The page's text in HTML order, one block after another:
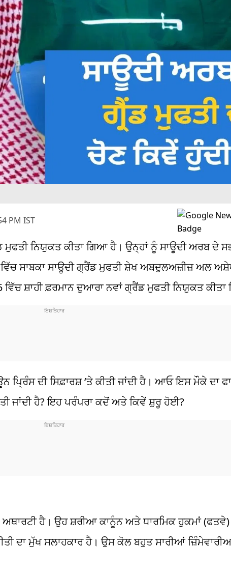
PM IST
ਮੁਫਤੀਨਿਯੁਕਤ ਕੀਤਾ ਗਿਆ ਹੈ। ਉਨ੍ਹਾਂ ਨੂੰਸਾਊਦੀਅਰਬ ਦੇ
ਸਾਬਕਾਸਾਊਦੀਗ੍ਰੈਂਡਮੁਫਤੀਸ਼ੇਖਅਬਦੁਲਅਜ਼ੀਜ਼ਅਲ
ਵਿੱਚਸ਼ਾਹੀਫ਼ਰਮਾਨ ਦੁਆਰਾ ਨਵਾਂਗ੍ਰੈਂਡਮੁਫਤੀਨਿਯੁਕਤ ਕੀਤਾ
ਪ੍ਰਿੰਸ ਦੀਸਿਫ਼ਾਰਸ਼‘ਤੇ ਕੀਤੀ ਜਾਂਦੀ ਹੈ। ਆਓ ਇਸ ਮੌਕੇ ਦਾ
ਜਾਂਦੀ ਹੈ? ਇਹ ਪਰੰਪਰਾ ਕਦੋਂ ਅਤੇ ਕਿਵੇਂਸ਼ੁਰੂਹੋਈ?
ਅਥਾਰਟੀਹੈ। ਉਹਸ਼ਰੀਆਕਾਨੂੰਨ ਅਤੇ ਧਾਰਮਿਕ ਹੁਕਮਾਂ (ਫਤਵੇ
ਦਾਮੁੱਖਸਲਾਹਕਾਰਹੈ।ਉਸਕੋਲਬਹੁਤਸਾਰੀਆਂ